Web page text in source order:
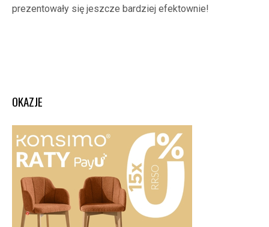
prezentowały się jeszcze bardziej efektownie!
OKAZJE